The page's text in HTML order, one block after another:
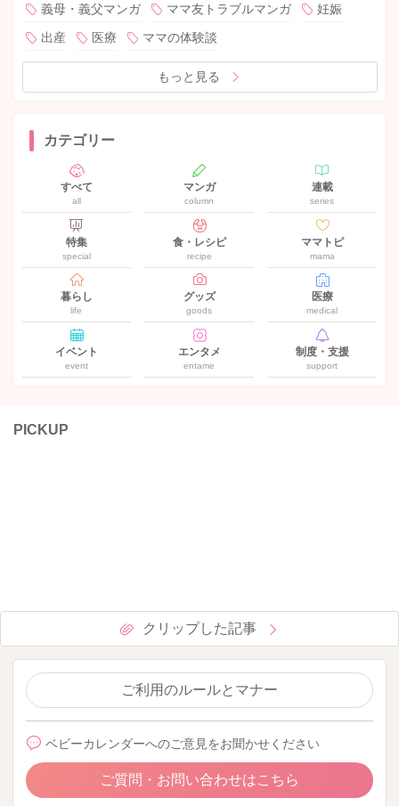
義母・義父マンガ
ママ友トラブルマンガ
妊娠
出産
医療 ママの体験談
もっと見る
カテゴリー
すべて
all
マンガ
column
連載
series
特集
special
食・レシピ
recipe
ママトピ
mama
暮らし
life
グッズ
goods
医療
medical
イベント
event
エンタメ
entame
制度・支援
support
PICKUP
クリップした記事
ご利用のルールとマナー
ベビーカレンダーへのご意見をお聞かせください
ご質問・お問い合わせはこちら